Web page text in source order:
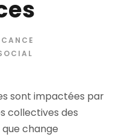
sont impactées par
collectives des
change